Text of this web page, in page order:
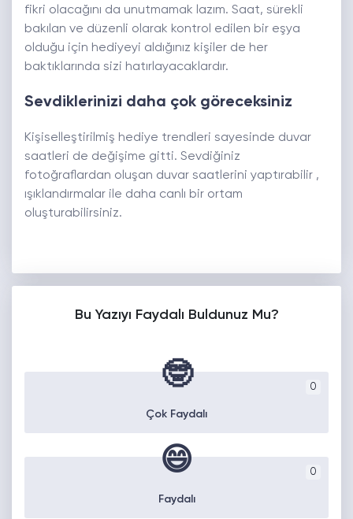
fikri olacağını da unutmamak lazım. Saat, sürekli
bakılan ve düzenli olarak kontrol edilen bir eşya
olduğu için hediyeyi aldığınız kişiler de her
baktıklarında sizi hatırlayacaklardır.
Sevdiklerinizi daha çok göreceksiniz
Kişiselleştirilmiş hediye trendleri sayesinde duvar
saatleri de değişime gitti. Sevdiğiniz
fotoğraflardan oluşan duvar saatlerini yaptırabilir ,
ışıklandırmalar ile daha canlı bir ortam
oluşturabilirsiniz.
Bu Yazıyı Faydalı Buldunuz Mu?
0
🤓
Çok Faydalı
0
😄
Faydalı